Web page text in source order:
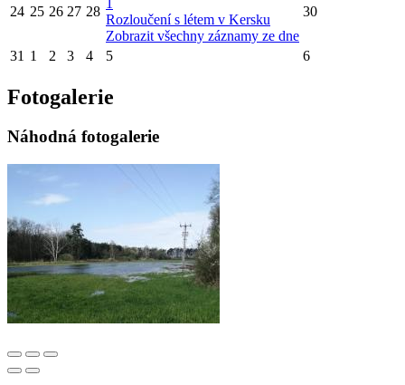
24 25 26 27 28
Rozloučení s létem v Kersku
Zobrazit všechny záznamy ze dne
30
31 1 2 3 4 5 6
Fotogalerie
Náhodná fotogalerie